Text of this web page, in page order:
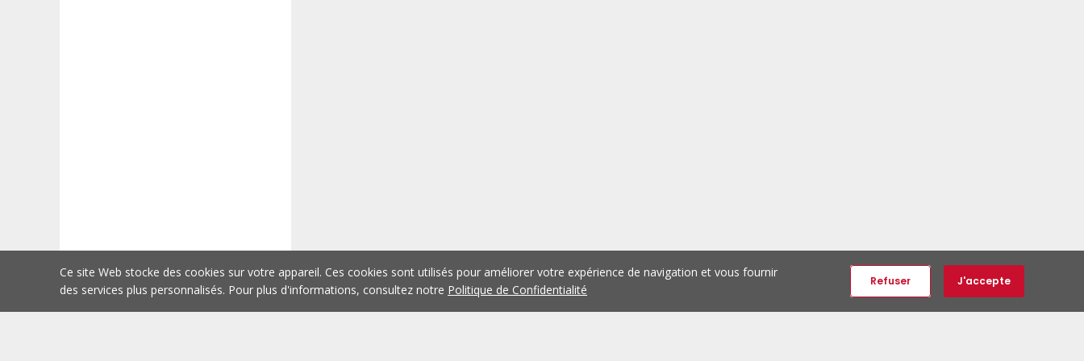
Ce site Web stocke des cookies sur votre appareil. Ces cookies sont utilisés pour améliorer votre expérience de navigation et vous fournir
des services plus personnalisés. Pour plus d'informations, consultez notre Politique de Confidentialité
Refuser J'accepte